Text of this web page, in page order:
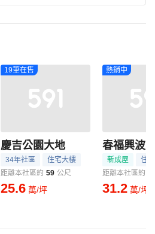
19筆在售
慶吉公園大地
34年社區
住宅大樓
距離本社區約 59 公尺
25.6 萬/坪
熱銷中
春福興波
新成屋
住
距離本社區約
31.2 萬/坪